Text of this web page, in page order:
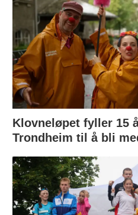
Klovneløpet fyller 15
Trondheim til å bli